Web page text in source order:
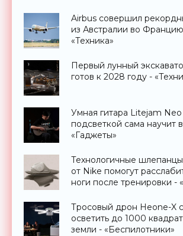
Airbus совершил
из Австралии во
«Техника»
Первый лунный
готов к 2028 году -
Умная гитара Litejam
подсветкой сама научит
«Гаджеты»
Технологичные
от Nike помогут
ноги после тренировки -
Тросовый дрон Heone-X
осветить до 1000
земли - «Беспилотники»